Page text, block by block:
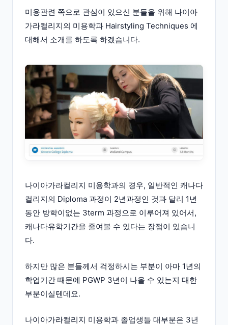
미용관련 쪽으로 관심이 있으신 분들을 위해 나이아
가라컬리지의 미용학과 Hairstyling Techniques 에
대해서 소개를 하도록 하겠습니다.
나이아가라컬리지 미용학과의 경우, 일반적인 캐나다
컬리지의 Diploma 과정이 2년과정인 것과 달리 1년
동안 방학이없는 3term 과정으로 이루어져 있어서,
캐나다유학기간을 줄여볼 수 있다는 장점이 있습니
다.
하지만 많은 분들께서 걱정하시는 부분이 아마 1년의
학업기간 때문에 PGWP 3년이 나올 수 있는지 대한
부분이실텐데요.
나이아가라컬리지 미용학과 졸업생들 대부분은 3년